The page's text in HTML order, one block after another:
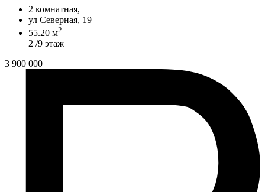
2 комнатная,
ул Северная, 19
55.20 м2
2 /9 этаж
3 900 000